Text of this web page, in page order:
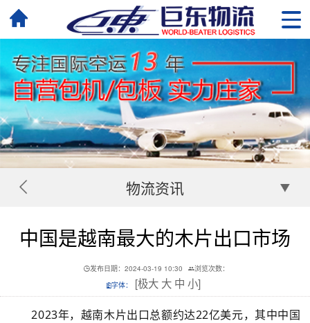
物流资讯
中国是越南最大的木片出口市场
发布日期：2024-03-19 10:30
浏览次数：
字体：
[极大 大 中 小]
2023年，越南木片出口总额约达22亿美元，其中中国